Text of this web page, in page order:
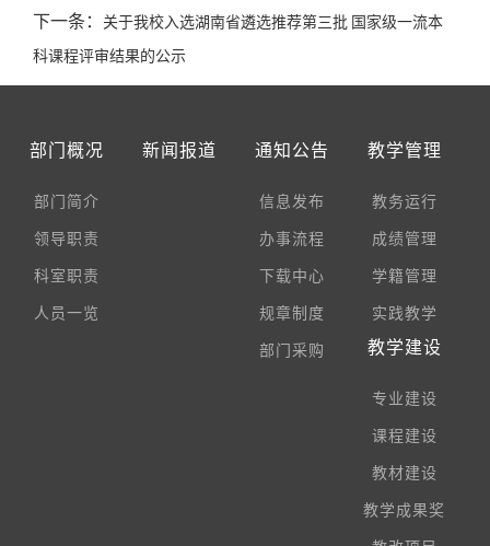
下一条： 关于我校入选湖南省遴选推荐第三批 国家级一流本
科课程评审结果的公示
部门概况
部门简介
领导职责
科室职责
人员一览
新闻报道 通知公告
信息发布
办事流程
下载中心
规章制度
部门采购
教学管理
教务运行
成绩管理
学籍管理
实践教学
教学建设
专业建设
课程建设
教材建设
教学成果奖